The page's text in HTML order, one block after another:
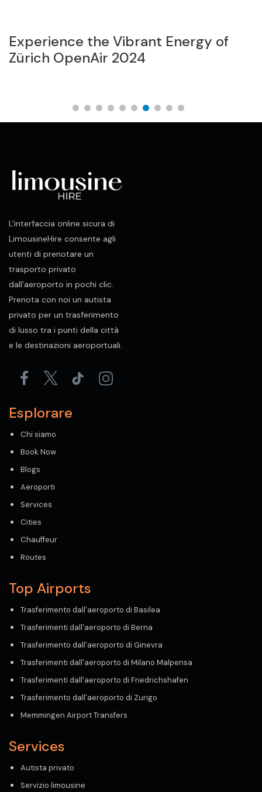
Experience the Vibrant Energy of
Zürich OpenAir 2024
L'interfaccia online sicura di
LimousineHire consente agli
utenti di prenotare un
trasporto privato
dall'aeroporto in pochi clic.
Prenota con noi un autista
privato per un trasferimento
di lusso tra i punti della città
e le destinazioni aeroportuali.
Esplorare
Chi siamo
Book Now
Blogs
Aeroporti
Services
Cities
Chauffeur
Routes
Top Airports
Trasferimento dall'aeroporto di Basilea
Trasferimenti dall'aeroporto di Berna
Trasferimento dall'aeroporto di Ginevra
Trasferimenti dall'aeroporto di Milano Malpensa
Trasferimenti dall'aeroporto di Friedrichshafen
Trasferimento dall'aeroporto di Zurigo
Memmingen Airport Transfers
Services
Autista privato
Servizio limousine